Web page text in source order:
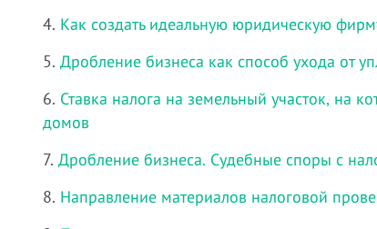
4. Как создать идеальную юридическую
5. Дробление бизнеса как способ ухода от
6. Ставка налога на земельный участок, на
домов
7. Дробление бизнеса. Судебные споры с
8. Направление материалов налоговой